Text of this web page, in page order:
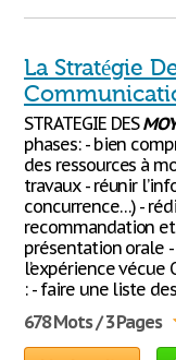
La Stratégie
STRATEGIE DES
phases: - bien
des ressources à
travaux - réunir
concurrence…) -
recommandation
présentation orale
l’expérience
: - faire une liste
678 Mots / 3 Pages